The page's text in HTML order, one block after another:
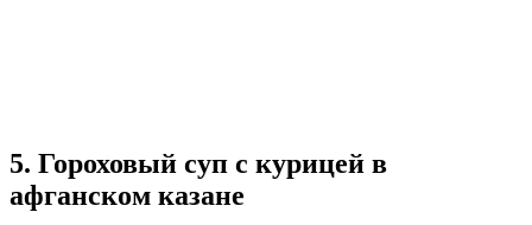
5. Гороховый суп с курицей в
афганском казане